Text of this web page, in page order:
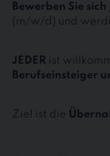
Bewerben Sie sich
(m/w/d) und
JEDER ist
Berufseinsteiger
Ziel ist die